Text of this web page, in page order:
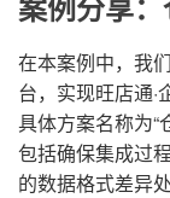
案例分享
在本案例中，我
台，实现旺店通·
具体方案名称为“
包括确保集成过
的数据格式差异处